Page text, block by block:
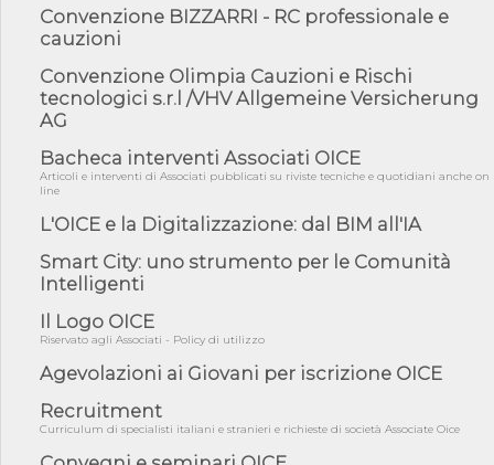
06/08/26 - DDL delegazione europea in Cdm per recepimento
norme UE in m...
05/08/26 - DL Infrastrutture e PNRR è legge: approvata oggi la
fiducia...
05/08/26 - Focus OICE sul DDL di riforma della responsabilità
05/08/26 - Anac: pubblicata la Relazione illustrativa al Bando tipo
2 s...
05/08/26 - SAVE THE DATE: Assemblea Pubblica Confindustria
Professioni ...
05/08/26 - Successo OICE per il bando della Città metropolitana
di Reg...
05/08/26 - Lettera OICE per il bando della Giunta Regionale della
Campa...
04/08/26 - DL PA: previste cancellazioni da elenchi professionisti
per ...
04/08/26 - International Sustainable Buildings Competition -
COP31, An...
04/08/26 - CdS, project financing: progetto di fattibilità da
Convenzione BIZZARRI - RC professionale e
cauzioni
Convenzione Olimpia Cauzioni e Rischi
tecnologici s.r.l /VHV Allgemeine Versicherung
AG
Bacheca interventi Associati OICE
Articoli e interventi di Associati pubblicati su riviste tecniche e quotidiani anche on
line
L'OICE e la Digitalizzazione: dal BIM all'IA
Smart City: uno strumento per le Comunità
Intelligenti
Il Logo OICE
Riservato agli Associati - Policy di utilizzo
Agevolazioni ai Giovani per iscrizione OICE
Recruitment
Curriculum di specialisti italiani e stranieri e richieste di società Associate Oice